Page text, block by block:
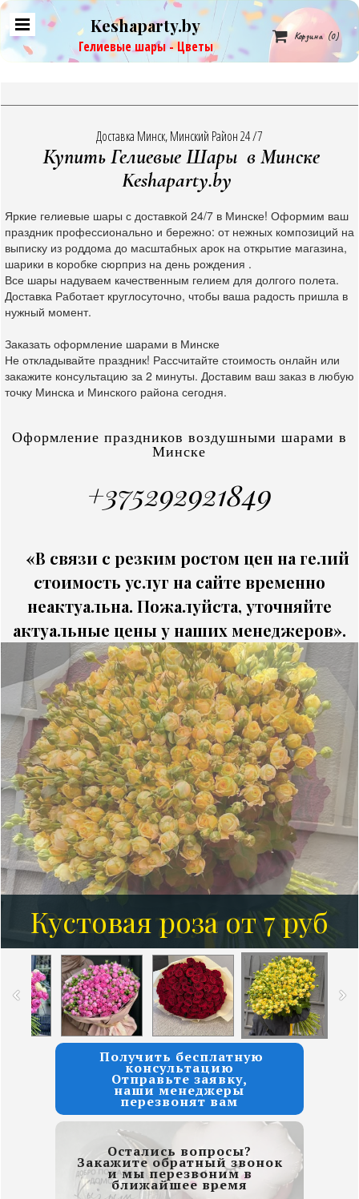
Keshaparty.by
Гелиевые шары - Цветы
 Корзина (0)
Доставка Минск, Минский Район 24 /7
Купить Гелиевые Шары в Минске
Keshaparty.by
Яркие гелиевые шары с доставкой 24/7 в Минске! Оформим ваш
праздник профессионально и бережно: от нежных композиций на
выписку из роддома до масштабных арок на открытие магазина,
шарики в коробке сюрприз на день рождения .
Все шары надуваем качественным гелием для долгого полета.
Доставка Работает круглосуточно, чтобы ваша радость пришла в
нужный момент.
Заказать оформление шарами в Минске
Не откладывайте праздник! Рассчитайте стоимость онлайн или
закажите консультацию за 2 минуты. Доставим ваш заказ в любую
точку Минска и Минского района сегодня.
Оформление праздников воздушными шарами в
Минске
+375292921849
«В связи с резким ростом цен на гелий
стоимость услуг на сайте временно
неактуальна. Пожалуйста, уточняйте
актуальные цены у наших менеджеров».
Кустовая роза от 7 руб
Получить бесплатную
консультацию
Отправьте заявку,
наши менеджеры
перезвонят вам
Остались вопросы?
Закажите обратный звонок
и мы перезвоним в
ближайшее время